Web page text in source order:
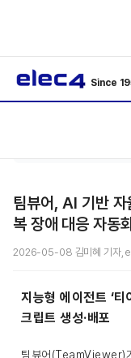
Since
팀뷰어, AI 기반
복 장애 대응 자동
2026-05-08 김미혜 기자,
지능형 에이전트 ‘
크립트 생성·배포
팀뷰어(TeamViewer)